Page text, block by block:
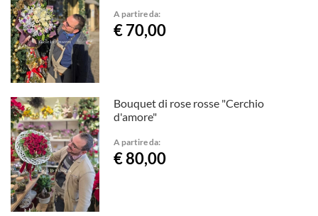
A partire da:
€ 70,00
Bouquet di rose rosse "Cerchio
d'amore"
A partire da:
€ 80,00